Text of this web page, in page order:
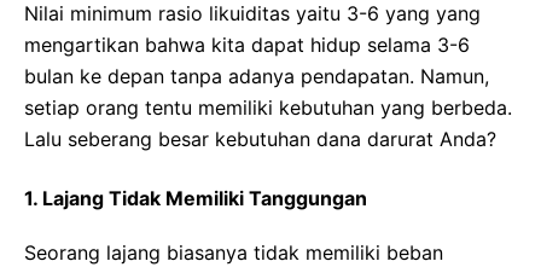
Nilai minimum rasio likuiditas yaitu 3-6 yang yang
mengartikan bahwa kita dapat hidup selama 3-6
bulan ke depan tanpa adanya pendapatan. Namun,
setiap orang tentu memiliki kebutuhan yang berbeda.
Lalu seberang besar kebutuhan dana darurat Anda?
1. Lajang Tidak Memiliki Tanggungan
Seorang lajang biasanya tidak memiliki beban